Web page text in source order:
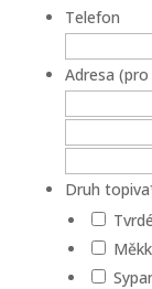
Telefon
Adresa
Druh topiva